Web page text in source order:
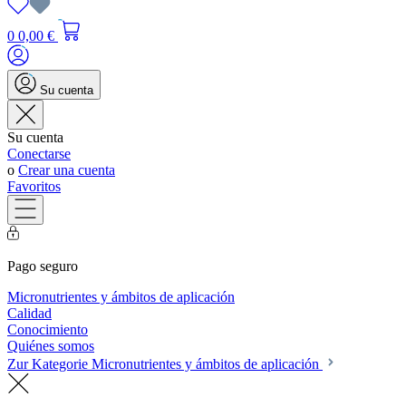
0 0,00 €
Su cuenta
Su cuenta
Conectarse
o Crear una cuenta
Favoritos
Pago seguro
Micronutrientes y ámbitos de aplicación
Calidad
Conocimiento
Quiénes somos
Zur Kategorie Micronutrientes y ámbitos de aplicación